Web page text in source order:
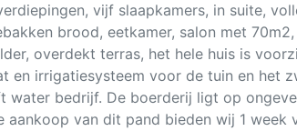
vijf slaapkamers, in suite,
brood, eetkamer, salon met 70m2,
overdekt terras, het hele huis is
en irrigatiesysteem voor de tuin en het
water bedrijf. De boerderij ligt op
aankoop van dit pand bieden wij 1 week